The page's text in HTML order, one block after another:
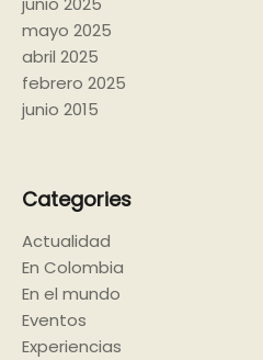
mayo 2025
abril 2025
febrero 2025
junio 2015
Categories
Actualidad
En Colombia
En el mundo
Eventos
Experiencias